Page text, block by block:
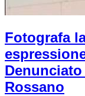
Fotografa
Denunciato
Rossano